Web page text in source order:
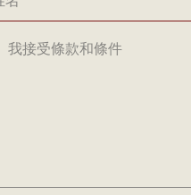
我接受條款和條件